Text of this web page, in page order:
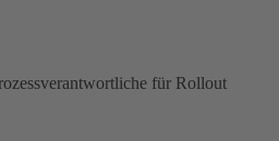
für Rollout